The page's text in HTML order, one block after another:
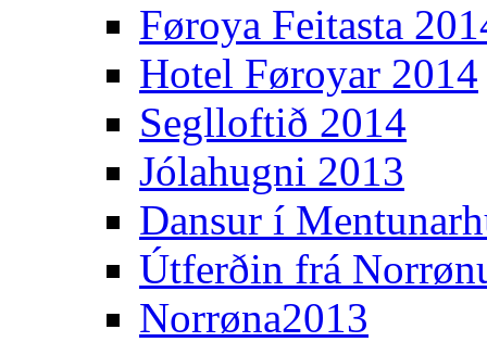
Føroya Feitasta
Hotel Føroyar 2014
Seglloftið 2014
Jólahugni 2013
Dansur í
Útferðin frá
Norrøna2013